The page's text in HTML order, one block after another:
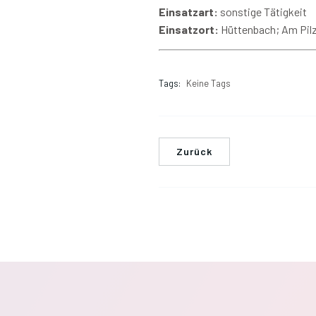
Einsatzart: sonstige Tätigkeit
Einsatzort: Hüttenbach; Am
Tags: Keine Tags
Zurück